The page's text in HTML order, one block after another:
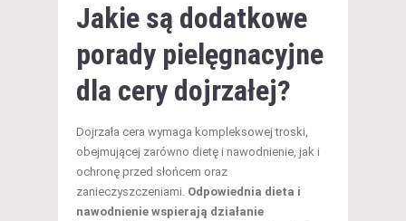
Jakie są dodatkowe
porady pielęgnacyjne
dla cery dojrzałej?
Dojrzała cera wymaga kompleksowej troski,
obejmującej zarówno dietę i nawodnienie, jak i
ochronę przed słońcem oraz
zanieczyszczeniami. Odpowiednia dieta i
nawodnienie wspierają działanie